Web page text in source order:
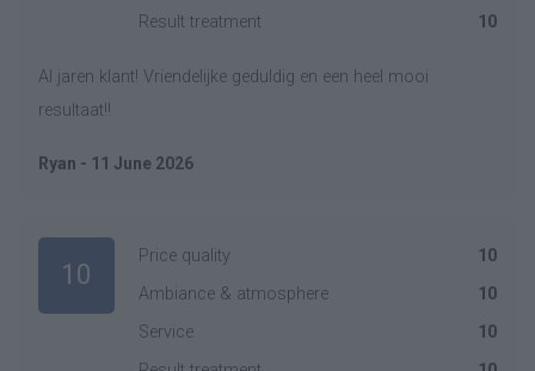
Result treatment
10
Al jaren klant! Vriendelijke geduldig en een heel mooi
resultaat!!
Ryan - 11 June 2026
10
Price quality
10
Ambiance & atmosphere
10
Service
10